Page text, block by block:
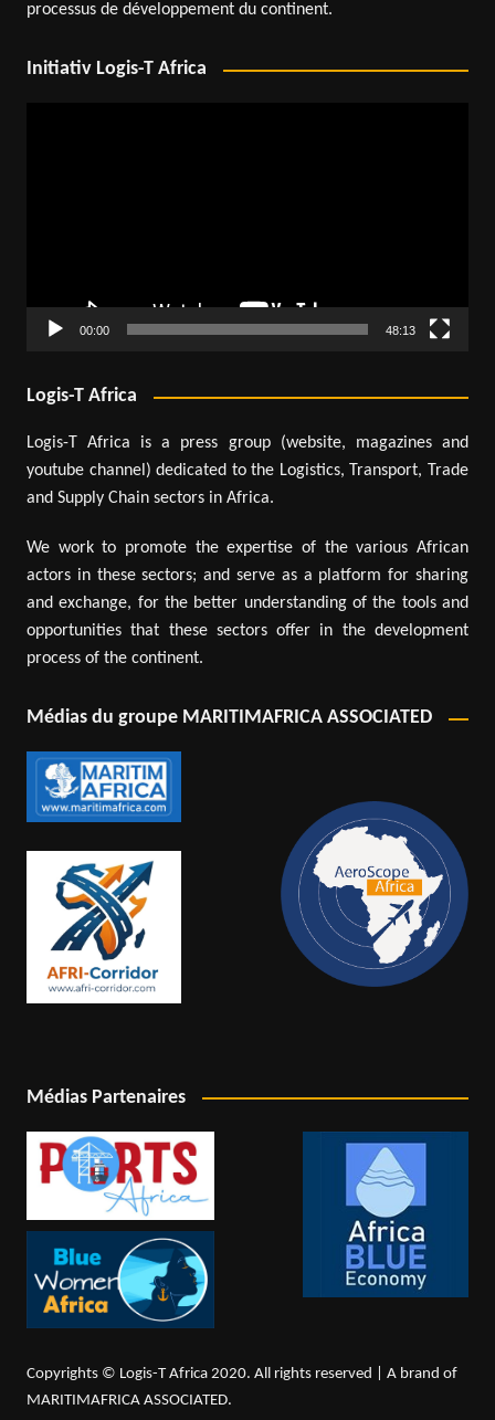
processus de développement du continent.
Initiativ Logis-T Africa
00:00 48:13
Logis-T Africa
Logis-T Africa is a press group (website, magazines and
youtube channel) dedicated to the Logistics, Transport, Trade
and Supply Chain sectors in Africa.
We work to promote the expertise of the various African
actors in these sectors; and serve as a platform for sharing
and exchange, for the better understanding of the tools and
opportunities that these sectors offer in the development
process of the continent.
Médias du groupe MARITIMAFRICA ASSOCIATED
Médias Partenaires
Copyrights © Logis-T Africa 2020. All rights reserved | A brand of
MARITIMAFRICA ASSOCIATED.